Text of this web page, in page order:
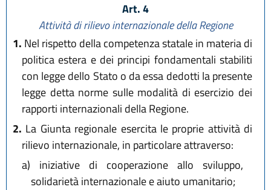
Art. 4
Attività di rilievo internazionale della Regione
1. Nel rispetto della competenza statale in materia di
politica estera e dei principi fondamentali stabiliti
con legge dello Stato o da essa dedotti la presente
legge detta norme sulle modalità di esercizio dei
rapporti internazionali della Regione.
2. La Giunta regionale esercita le proprie attività di
rilievo internazionale, in particolare attraverso:
a) iniziative di cooperazione allo sviluppo,
solidarietà internazionale e aiuto umanitario;